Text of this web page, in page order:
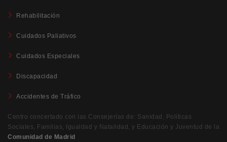
Rehabilitación
Cuidados Paliativos
Cuidados Especiales
Discapacidad
Accidentes de Tráfico
Centro concertado con las Consejerías de: Sanidad, Políticas
Sociales, Familias, Igualdad y Natalidad, y Educación y Juventud de la
Comunidad de Madrid